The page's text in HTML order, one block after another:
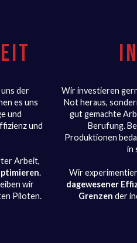
der
es uns
und
und
Arbeit,
.
wir
Piloten.
Wir investieren
Not heraus,
gut gemachte
Berufung.
Produktionen
in
Wir
dagewesener
Grenzen der